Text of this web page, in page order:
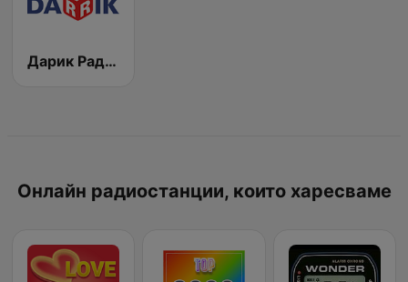
Дарик Радио ( Darik Radio )
Онлайн радиостанции, които харесваме